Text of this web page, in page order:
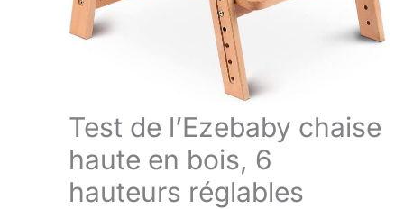
Test de l’Ezebaby chaise
haute en bois, 6
hauteurs réglables